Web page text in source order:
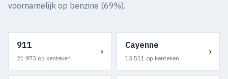
voornamelijk op benzine (69%).
911
21.973 op kenteken
›
Cayenne
13.511 op kenteken
›